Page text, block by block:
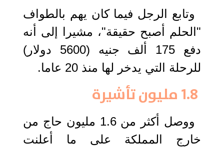
وتابع الرجل فيما كان يهم بالطواف
"الحلم أصبح حقيقة"، مشيرا إلى أنه
دفع 175 ألف جنيه (5600 دولار)
للرحلة التي يدخر لها منذ 20 عاما.
1.8 مليون تأشيرة
ووصل أكثر من 1.6 مليون حاج من
خارج المملكة على ما أعلنت